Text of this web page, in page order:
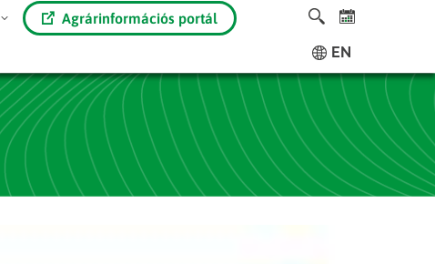
Agrárinformációs portál
EN